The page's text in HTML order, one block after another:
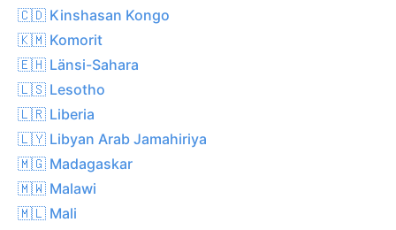
🇨🇩 Kinshasan Kongo
🇰🇲 Komorit
🇪🇭 Länsi-Sahara
🇱🇸 Lesotho
🇱🇷 Liberia
🇱🇾 Libyan Arab Jamahiriya
🇲🇬 Madagaskar
🇲🇼 Malawi
🇲🇱 Mali